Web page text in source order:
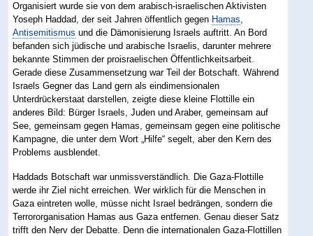
Organisiert wurde sie von dem arabisch-israelischen Aktivisten
Yoseph Haddad, der seit Jahren öffentlich gegen Hamas,
Antisemitismus und die Dämonisierung Israels auftritt. An Bord
befanden sich jüdische und arabische Israelis, darunter mehrere
bekannte Stimmen der proisraelischen Öffentlichkeitsarbeit.
Gerade diese Zusammensetzung war Teil der Botschaft. Während
Israels Gegner das Land gern als eindimensionalen
Unterdrückerstaat darstellen, zeigte diese kleine Flottille ein
anderes Bild: Bürger Israels, Juden und Araber, gemeinsam auf
See, gemeinsam gegen Hamas, gemeinsam gegen eine politische
Kampagne, die unter dem Wort „Hilfe“ segelt, aber den Kern des
Problems ausblendet.
Haddads Botschaft war unmissverständlich. Die Gaza-Flottille
werde ihr Ziel nicht erreichen. Wer wirklich für die Menschen in
Gaza eintreten wolle, müsse nicht Israel bedrängen, sondern die
Terrororganisation Hamas aus Gaza entfernen. Genau dieser Satz
trifft den Nerv der Debatte. Denn die internationalen Gaza-Flottillen